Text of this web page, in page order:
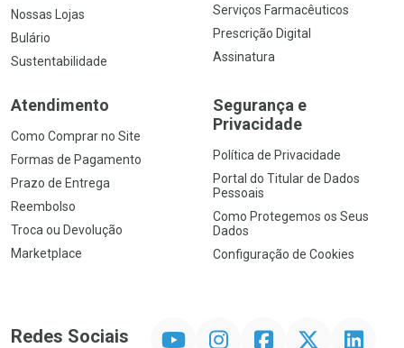
Nossas Lojas
Bulário
Sustentabilidade
Serviços Farmacêuticos
Prescrição Digital
Assinatura
Atendimento
Como Comprar no Site
Formas de Pagamento
Prazo de Entrega
Reembolso
Troca ou Devolução
Marketplace
Segurança e
Privacidade
Política de Privacidade
Portal do Titular de Dados
Pessoais
Como Protegemos os Seus
Dados
Configuração de Cookies
Redes Sociais InstagramFacebookTwitter Linkedin